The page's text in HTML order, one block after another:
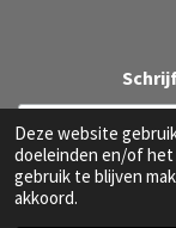
Deze website
doeleinden en/of
gebruik te blijven
akkoord.
o
k
r
a
m
© 2020 - 2026 DW B